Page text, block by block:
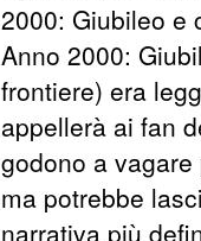
2000: Giubileo e
Anno 2000:
frontiere) era
appellerà ai fan
godono a
ma potrebbe
narrativa più